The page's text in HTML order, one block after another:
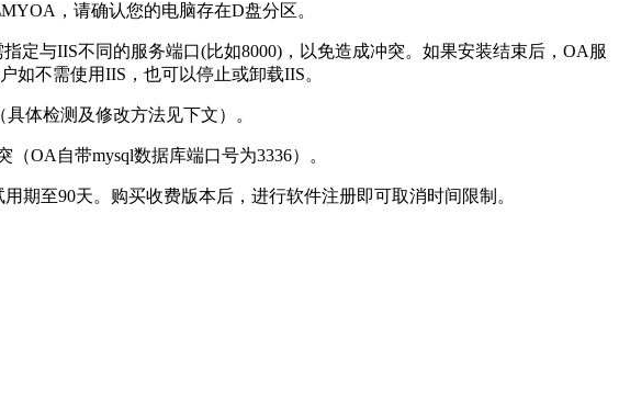
，请确认您的电脑存在D盘分区。
定与IIS不同的服务端口(比如8000)，以免造成冲突。如果安装结束后，OA服
如不需使用IIS，也可以停止或卸载IIS。
体检测及修改方法见下文）。
OA自带mysql数据库端口号为3336）。
期至90天。购买收费版本后，进行软件注册即可取消时间限制。